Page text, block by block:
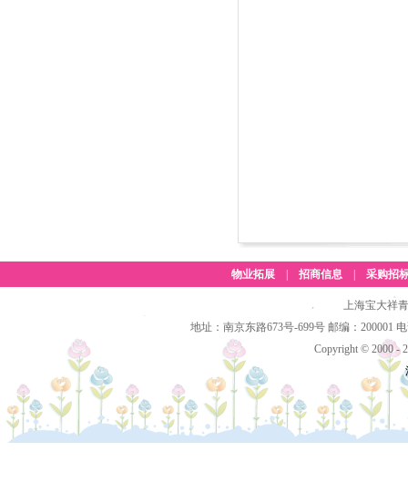
物业拓展| 招商信息| 采购招
上海宝大祥
地址：南京东路673号-699号 邮编：200001
Copyright © 2000 -